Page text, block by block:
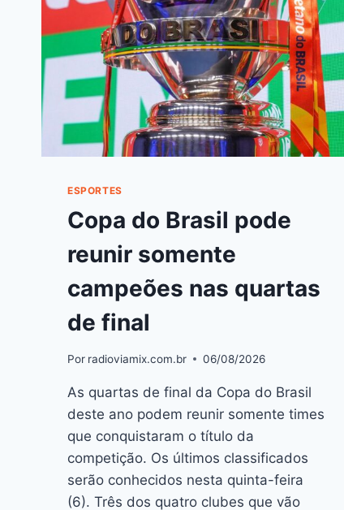
ESPORTES
Copa do Brasil pode
reunir somente
campeões nas quartas
de final
Por radioviamix.com.br 06/08/2026
As quartas de final da Copa do Brasil
deste ano podem reunir somente times
que conquistaram o título da
competição. Os últimos classificados
serão conhecidos nesta quinta-feira
(6). Três dos quatro clubes que vão